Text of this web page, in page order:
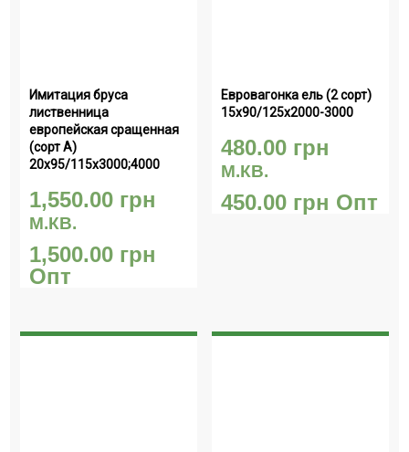
Имитация бруса
лиственница
европейская сращенная
(сорт А)
20х95/115х3000;4000
1,550.00 грн
М.КВ.
1,500.00 грн
Опт
Евровагонка ель (2 сорт)
15х90/125х2000-3000
480.00 грн
М.КВ.
450.00 грн Опт